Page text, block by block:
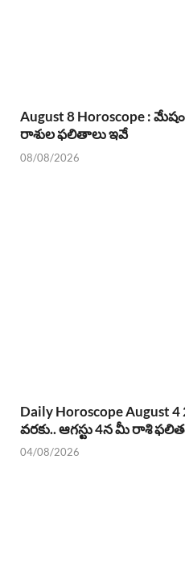
August 8 Horoscope :
రాశుల ఫలితాలు ఇవే
08/08/2026
Daily Horoscope August
వరకు.. ఆగస్టు 4న మీ రాశి
04/08/2026